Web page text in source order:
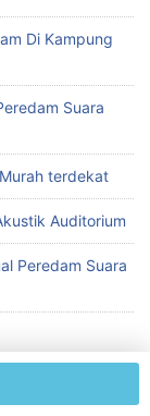
Di Kampung
Suara
terdekat
Auditorium
Peredam Suara